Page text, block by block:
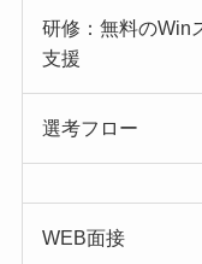
研修：無料のWin
支援
選考フロー
WEB面接